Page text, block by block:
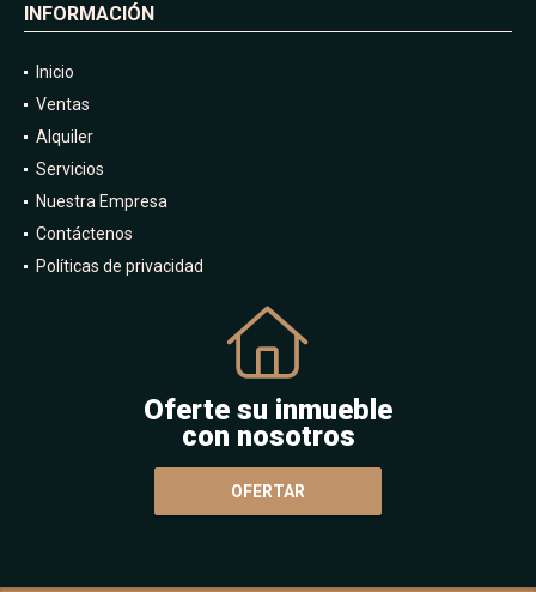
INFORMACIÓN
Inicio
Ventas
Alquiler
Servicios
Nuestra Empresa
Contáctenos
Políticas de privacidad
Oferte su inmueble
con nosotros
OFERTAR